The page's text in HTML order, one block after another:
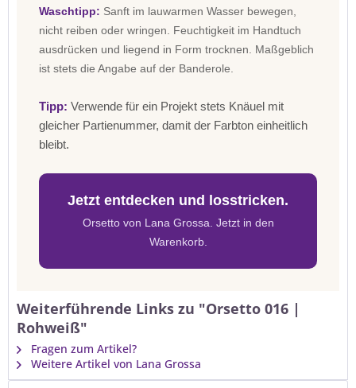
Waschtipp: Sanft im lauwarmen Wasser bewegen,
nicht reiben oder wringen. Feuchtigkeit im Handtuch
ausdrücken und liegend in Form trocknen. Maßgeblich
ist stets die Angabe auf der Banderole.
Tipp: Verwende für ein Projekt stets Knäuel mit
gleicher Partienummer, damit der Farbton einheitlich
bleibt.
Jetzt entdecken und losstricken.
Orsetto von Lana Grossa. Jetzt in den
Warenkorb.
Weiterführende Links zu "Orsetto 016 |
Rohweiß"
Fragen zum Artikel?
Weitere Artikel von Lana Grossa